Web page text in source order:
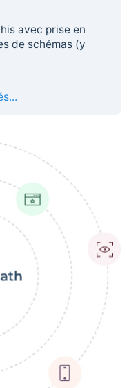
avec prise en
de schémas (y